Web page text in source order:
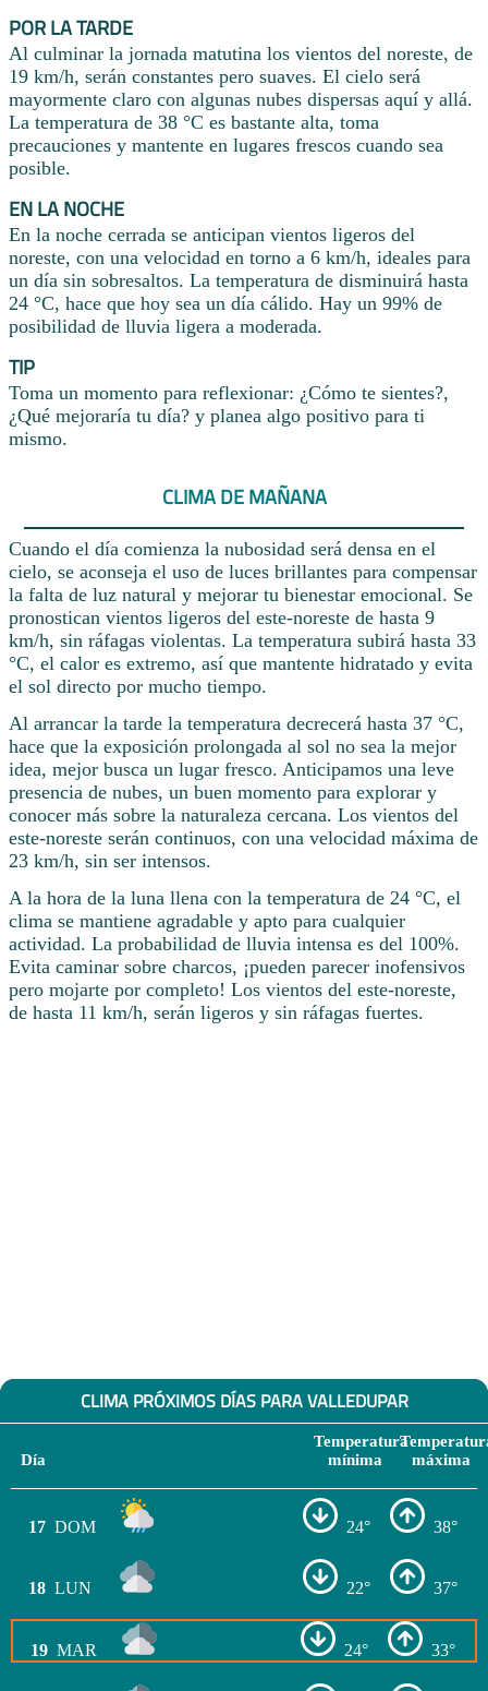
POR LA TARDE
Al culminar la jornada matutina los vientos del noreste, de
19 km/h, serán constantes pero suaves. El cielo será
mayormente claro con algunas nubes dispersas aquí y allá.
La temperatura de 38 °C es bastante alta, toma
precauciones y mantente en lugares frescos cuando sea
posible.
EN LA NOCHE
En la noche cerrada se anticipan vientos ligeros del
noreste, con una velocidad en torno a 6 km/h, ideales para
un día sin sobresaltos. La temperatura de disminuirá hasta
24 °C, hace que hoy sea un día cálido. Hay un 99% de
posibilidad de lluvia ligera a moderada.
TIP
Toma un momento para reflexionar: ¿Cómo te sientes?,
¿Qué mejoraría tu día? y planea algo positivo para ti
mismo.
CLIMA DE MAÑANA
Cuando el día comienza la nubosidad será densa en el
cielo, se aconseja el uso de luces brillantes para compensar
la falta de luz natural y mejorar tu bienestar emocional. Se
pronostican vientos ligeros del este-noreste de hasta 9
km/h, sin ráfagas violentas. La temperatura subirá hasta 33
°C, el calor es extremo, así que mantente hidratado y evita
el sol directo por mucho tiempo.
Al arrancar la tarde la temperatura decrecerá hasta 37 °C,
hace que la exposición prolongada al sol no sea la mejor
idea, mejor busca un lugar fresco. Anticipamos una leve
presencia de nubes, un buen momento para explorar y
conocer más sobre la naturaleza cercana. Los vientos del
este-noreste serán continuos, con una velocidad máxima de
23 km/h, sin ser intensos.
A la hora de la luna llena con la temperatura de 24 °C, el
clima se mantiene agradable y apto para cualquier
actividad. La probabilidad de lluvia intensa es del 100%.
Evita caminar sobre charcos, ¡pueden parecer inofensivos
pero mojarte por completo! Los vientos del este-noreste,
de hasta 11 km/h, serán ligeros y sin ráfagas fuertes.
CLIMA PRÓXIMOS DÍAS PARA VALLEDUPAR
Día
Temperatura
mínima
máxima
17 DOM 24° 38°
18 LUN 22° 37°
19 MAR 24° 33°